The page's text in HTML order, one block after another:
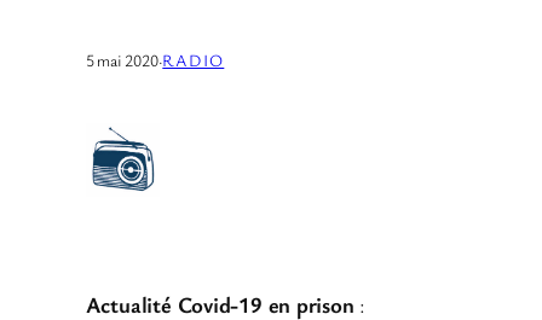
5 mai 2020·RADIO
Actualité Covid-19 en prison :